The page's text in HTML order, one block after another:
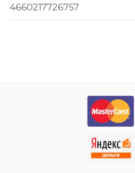
4660217726757